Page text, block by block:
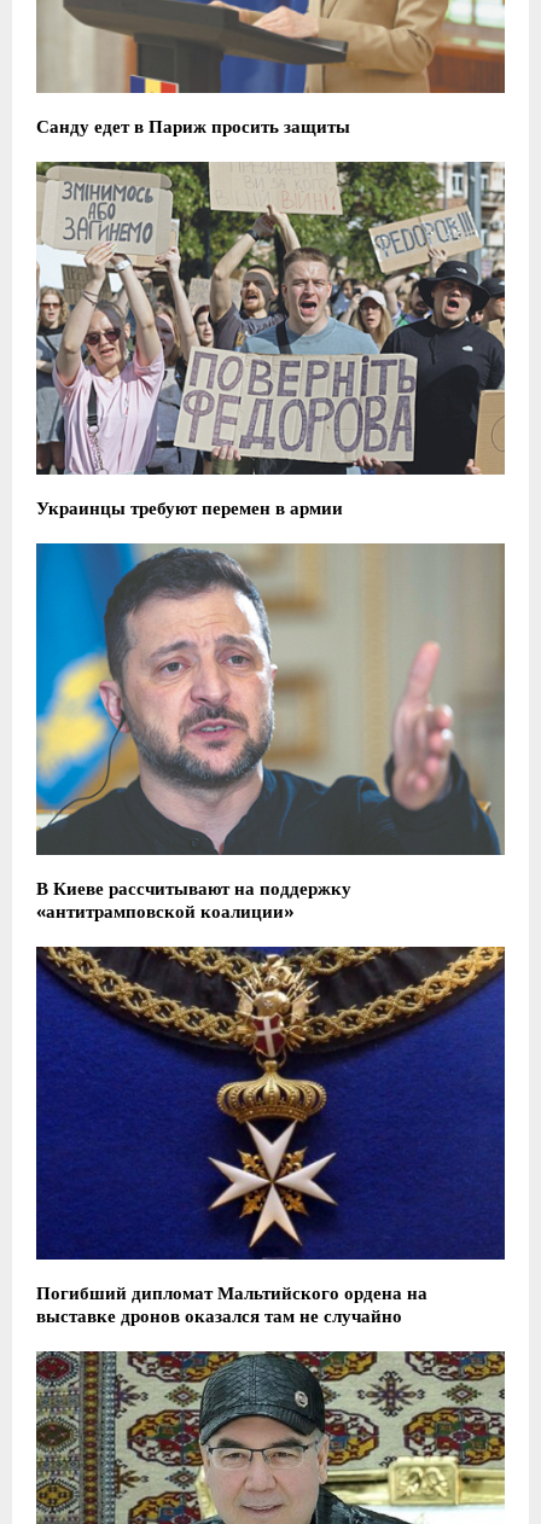
Санду едет в Париж просить защиты
Украинцы требуют перемен в армии
В Киеве рассчитывают на поддержку
«антитрамповской коалиции»
Погибший дипломат Мальтийского ордена на
выставке дронов оказался там не случайно